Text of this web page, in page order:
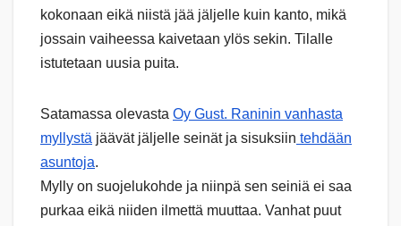
kokonaan eikä niistä jää jäljelle kuin kanto, mikä
jossain vaiheessa kaivetaan ylös sekin. Tilalle
istutetaan uusia puita.
Satamassa olevasta Oy Gust. Raninin vanhasta
myllystä jäävät jäljelle seinät ja sisuksiin tehdään
asuntoja.
Mylly on suojelukohde ja niinpä sen seiniä ei saa
purkaa eikä niiden ilmettä muuttaa. Vanhat puut